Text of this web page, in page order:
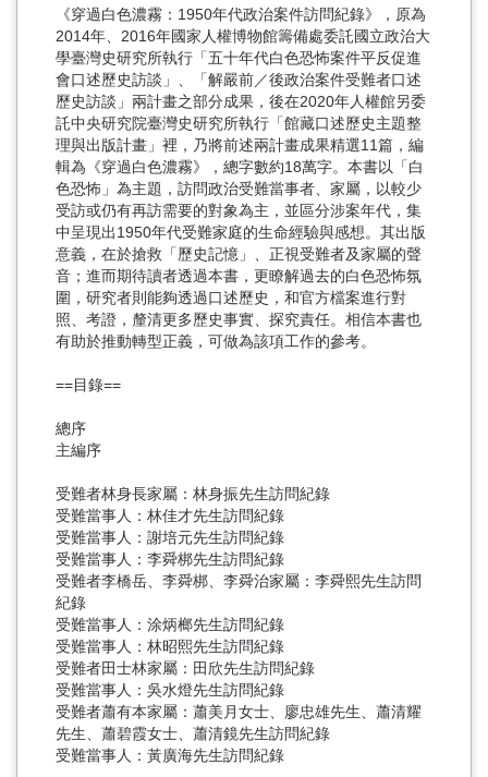
《穿過白色濃霧：1950年代政治案件訪問紀錄》，原為
2014年、2016年國家人權博物館籌備處委託國立政治大
學臺灣史研究所執行「五十年代白色恐怖案件平反促進
會口述歷史訪談」、「解嚴前／後政治案件受難者口述
歷史訪談」兩計畫之部分成果，後在2020年人權館另委
託中央研究院臺灣史研究所執行「館藏口述歷史主題整
理與出版計畫」裡，乃將前述兩計畫成果精選11篇，編
輯為《穿過白色濃霧》，總字數約18萬字。本書以「白
色恐怖」為主題，訪問政治受難當事者、家屬，以較少
受訪或仍有再訪需要的對象為主，並區分涉案年代，集
中呈現出1950年代受難家庭的生命經驗與感想。其出版
意義，在於搶救「歷史記憶」、正視受難者及家屬的聲
音；進而期待讀者透過本書，更瞭解過去的白色恐怖氛
圍，研究者則能夠透過口述歷史，和官方檔案進行對
照、考證，釐清更多歷史事實、探究責任。相信本書也
有助於推動轉型正義，可做為該項工作的參考。
==目錄==
總序
主編序
受難者林身長家屬：林身振先生訪問紀錄
受難當事人：林佳才先生訪問紀錄
受難當事人：謝培元先生訪問紀錄
受難當事人：李舜梆先生訪問紀錄
受難者李橋岳、李舜梆、李舜治家屬：李舜熙先生訪問
紀錄
受難當事人：涂炳榔先生訪問紀錄
受難當事人：林昭熙先生訪問紀錄
受難者田士林家屬：田欣先生訪問紀錄
受難當事人：吳水燈先生訪問紀錄
受難者蕭有本家屬：蕭美月女士、廖忠雄先生、蕭清耀
先生、蕭碧霞女士、蕭清鏡先生訪問紀錄
受難當事人：黃廣海先生訪問紀錄